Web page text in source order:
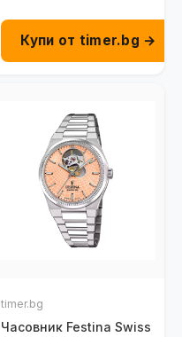
Купи от timer.bg →
timer.bg
Часовник Festina Swiss